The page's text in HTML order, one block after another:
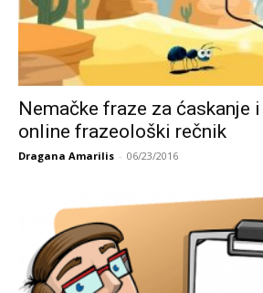
Nemačke fraze za ćaskanje
online frazeološki rečnik
Dragana Amarilis - 06/23/2016